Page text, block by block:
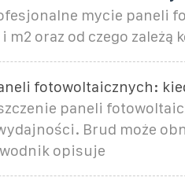
mycie paneli
m2 oraz od czego zależą
fotowoltaicznych:
paneli
Brud może
opisuje